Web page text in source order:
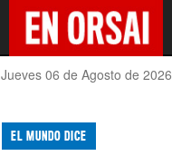
Jueves 06 de Agosto de 2026
EL MUNDO DICE